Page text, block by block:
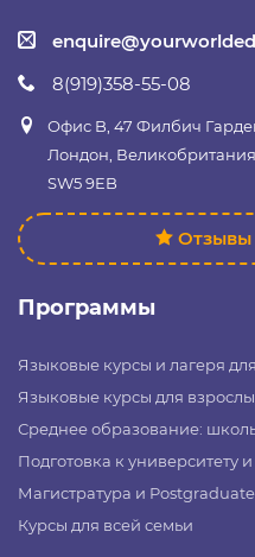
8(919)358-55-08
Офис B, 47 Филбич
Лондон,
SW5 9EB
Отзывы
Программы
Языковые курсы и лагеря
Языковые курсы для
Среднее образование:
Подготовка к университету
Магистратура и Postgraduate
Курсы для всей семьи